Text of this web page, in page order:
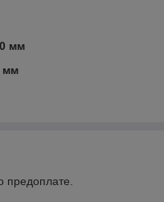
мм
мм
предоплате.